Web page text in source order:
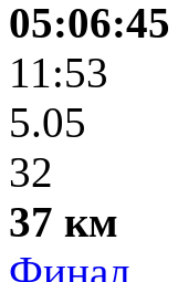
05:06:45
11:53
5.05
32
37 км
Финал